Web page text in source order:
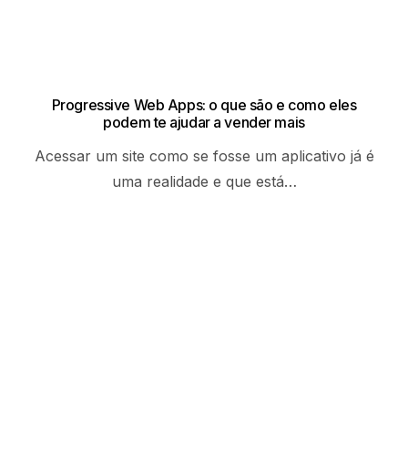
Progressive Web Apps: o que são e como eles
podem te ajudar a vender mais
Acessar um site como se fosse um aplicativo já é
uma realidade e que está…